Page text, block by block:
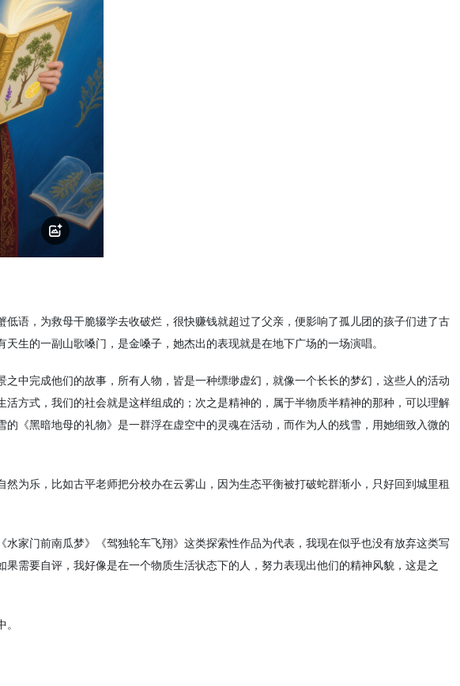
语，为救母干脆辍学去收破烂，很快赚钱就超过了父亲，便影响了孤儿团的孩子们进了古
生的一副山歌嗓门，是金嗓子，她杰出的表现就是在地下广场的一场演唱。
中完成他们的故事，所有人物，皆是一种缥缈虚幻，就像一个长长的梦幻，这些人的活动
方式，我们的社会就是这样组成的；次之是精神的，属于半物质半精神的那种，可以理解
《黑暗地母的礼物》是一群浮在虚空中的灵魂在活动，而作为人的残雪，用她细致入微的
为乐，比如古平老师把分校办在云雾山，因为生态平衡被打破蛇群渐小，只好回到城里租
家门前南瓜梦》《驾独轮车飞翔》这类探索性作品为代表，我现在似乎也没有放弃这类写
需要自评，我好像是在一个物质生活状态下的人，努力表现出他们的精神风貌，这是之